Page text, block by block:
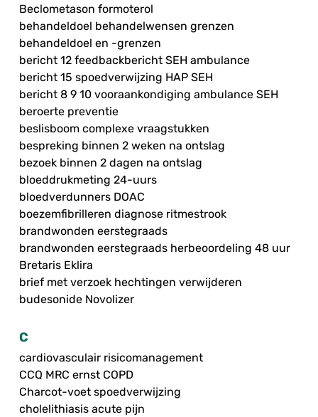
Beclometason formoterol
behandeldoel behandelwensen grenzen
behandeldoel en -grenzen
bericht 12 feedbackbericht SEH ambulance
bericht 15 spoedverwijzing HAP SEH
bericht 8 9 10 vooraankondiging ambulance SEH
beroerte preventie
beslisboom complexe vraagstukken
bespreking binnen 2 weken na ontslag
bezoek binnen 2 dagen na ontslag
bloeddrukmeting 24-uurs
bloedverdunners DOAC
boezemfibrilleren diagnose ritmestrook
brandwonden eerstegraads
brandwonden eerstegraads herbeoordeling 48 uur
Bretaris Eklira
brief met verzoek hechtingen verwijderen
budesonide Novolizer
C
cardiovasculair risicomanagement
CCQ MRC ernst COPD
Charcot-voet spoedverwijzing
cholelithiasis acute pijn